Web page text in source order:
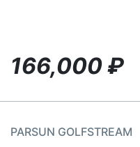
166,000₽
PARSUN GOLFSTREAM